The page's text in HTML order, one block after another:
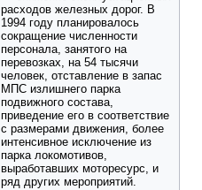
расходов железных дорог. В
1994 году планировалось
сокращение численности
персонала, занятого на
перевозках, на 54 тысячи
человек, отставление в запас
МПС излишнего парка
подвижного состава,
приведение его в соответствие
с размерами движения, более
интенсивное исключение из
парка локомотивов,
выработавших моторесурс, и
ряд других мероприятий.